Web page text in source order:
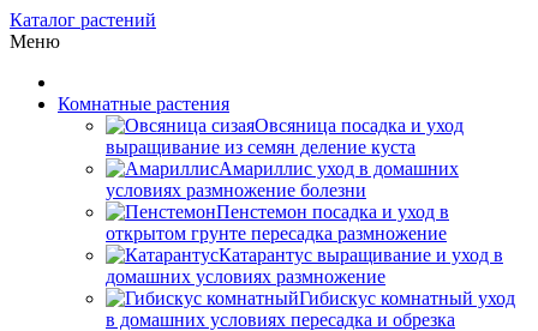
Каталог растений
Меню
Комнатные растения
Овсяница посадка и уход
выращивание из семян деление куста
Амариллис уход в домашних
условиях размножение болезни
Пенстемон посадка и уход в
открытом грунте пересадка размножение
Катарантус выращивание и уход в
домашних условиях размножение
Гибискус комнатный уход
в домашних условиях пересадка и обрезка